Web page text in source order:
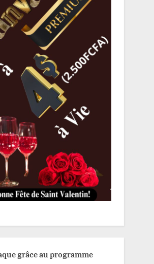
grâce au programme